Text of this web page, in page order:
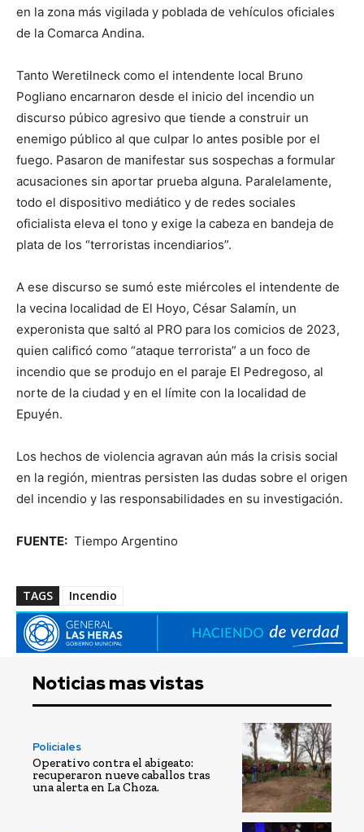
en la zona más vigilada y poblada de vehículos oficiales
de la Comarca Andina.
Tanto Weretilneck como el intendente local Bruno
Pogliano encarnaron desde el inicio del incendio un
discurso púbico agresivo que tiende a construir un
enemigo público al que culpar lo antes posible por el
fuego. Pasaron de manifestar sus sospechas a formular
acusaciones sin aportar prueba alguna. Paralelamente,
todo el dispositivo mediático y de redes sociales
oficialista eleva el tono y exige la cabeza en bandeja de
plata de los “terroristas incendiarios”.
A ese discurso se sumó este miércoles el intendente de
la vecina localidad de El Hoyo, César Salamín, un
experonista que saltó al PRO para los comicios de 2023,
quien calificó como “ataque terrorista” a un foco de
incendio que se produjo en el paraje El Pedregoso, al
norte de la ciudad y en el límite con la localidad de
Epuyén.
Los hechos de violencia agravan aún más la crisis social
en la región, mientras persisten las dudas sobre el origen
del incendio y las responsabilidades en su investigación.
FUENTE: Tiempo Argentino
TAGS Incendio
Noticias mas vistas
Policiales
Operativo contra el abigeato:
recuperaron nueve caballos tras
una alerta en La Choza.